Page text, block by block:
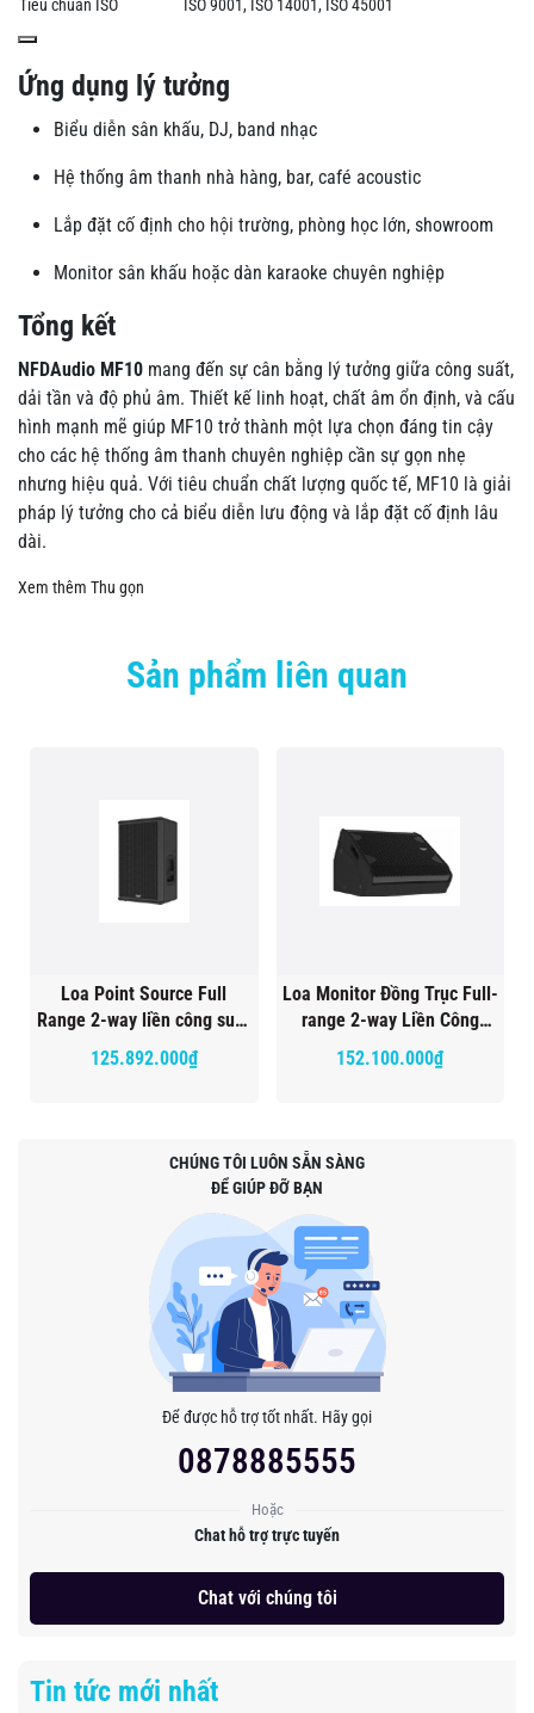
Tiêu chuẩn ISO ISO 9001, ISO 14001, ISO 45001
Ứng dụng lý tưởng
Biểu diễn sân khấu, DJ, band nhạc
Hệ thống âm thanh nhà hàng, bar, café acoustic
Lắp đặt cố định cho hội trường, phòng học lớn, showroom
Monitor sân khấu hoặc dàn karaoke chuyên nghiệp
Tổng kết
NFDAudio MF10 mang đến sự cân bằng lý tưởng giữa công suất,
dải tần và độ phủ âm. Thiết kế linh hoạt, chất âm ổn định, và cấu
hình mạnh mẽ giúp MF10 trở thành một lựa chọn đáng tin cậy
cho các hệ thống âm thanh chuyên nghiệp cần sự gọn nhẹ
nhưng hiệu quả. Với tiêu chuẩn chất lượng quốc tế, MF10 là giải
pháp lý tưởng cho cả biểu diễn lưu động và lắp đặt cố định lâu
dài.
Xem thêm Thu gọn
Sản phẩm liên quan
Loa Point Source Full
Range 2-way liền công suất
Venu 12a
125.892.000₫
Loa Monitor Đồng Trục Full-
range 2-way Liền Công
Suất AudioFocus CM 12a
152.100.000₫
CHÚNG TÔI LUÔN SẴN SÀNG
ĐỂ GIÚP ĐỠ BẠN
Để được hỗ trợ tốt nhất. Hãy gọi
0878885555
Hoặc
Chat hỗ trợ trực tuyến
Chat với chúng tôi
Tin tức mới nhất